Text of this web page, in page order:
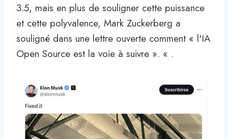
3.5, mais en plus de souligner cette puissance
et cette polyvalence, Mark Zuckerberg a
souligné dans une lettre ouverte comment « l'IA
Open Source est la voie à suivre ». « .